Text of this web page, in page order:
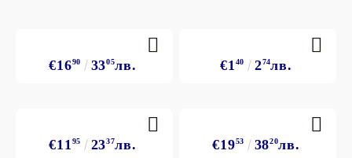
€1690 3305лв. €1 40 274лв.
€11 95 2337лв. €1953 3820лв.